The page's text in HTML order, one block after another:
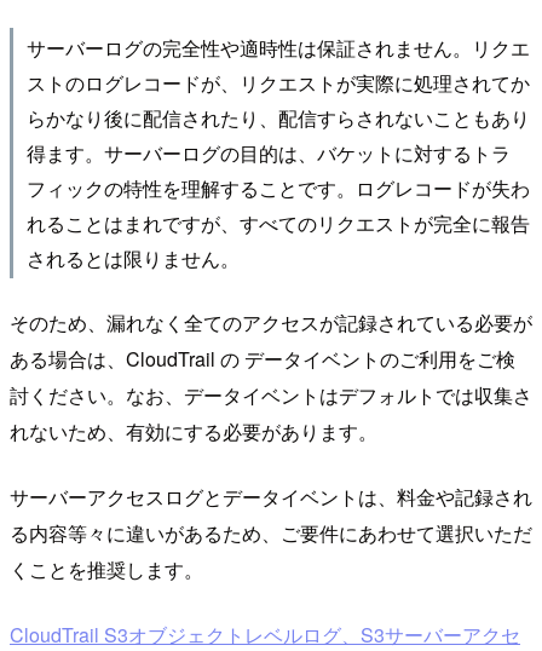
サーバーログの完全性や適時性は保証されません。リクエ
ストのログレコードが、リクエストが実際に処理されてか
らかなり後に配信されたり、配信すらされないこともあり
得ます。サーバーログの目的は、バケットに対するトラ
フィックの特性を理解することです。ログレコードが失わ
れることはまれですが、すべてのリクエストが完全に報告
されるとは限りません。
そのため、漏れなく全てのアクセスが記録されている必要が
ある場合は、CloudTrail の データイベントのご利用をご検
討ください。なお、データイベントはデフォルトでは収集さ
れないため、有効にする必要があります。
サーバーアクセスログとデータイベントは、料金や記録され
る内容等々に違いがあるため、ご要件にあわせて選択いただ
くことを推奨します。
CloudTrail S3オブジェクトレベルログ、S3サーバーアクセ